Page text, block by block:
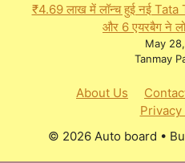
₹4.69 लाख में लॉन्च हुई नई
और 6 एयरबैग ने
May
Tanmay
About Us
© 2026 Auto board •